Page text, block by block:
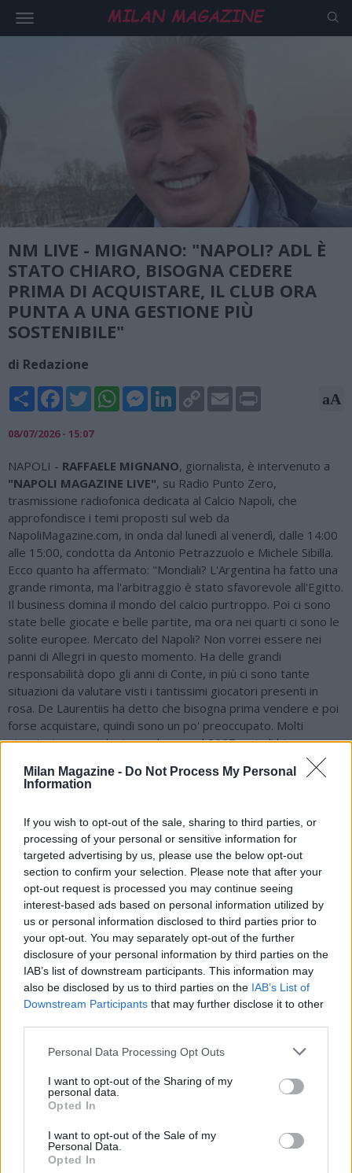
Milan Magazine - Do Not Process My Personal
Information
If you wish to opt-out of the sale, sharing to third parties, or
processing of your personal or sensitive information for
targeted advertising by us, please use the below opt-out
section to confirm your selection. Please note that after your
opt-out request is processed you may continue seeing
interest-based ads based on personal information utilized by
us or personal information disclosed to third parties prior to
your opt-out. You may separately opt-out of the further
disclosure of your personal information by third parties on the
IAB’s list of downstream participants. This information may
also be disclosed by us to third parties on the IAB’s List of
Downstream Participants that may further disclose it to other
Personal Data Processing Opt Outs
I want to opt-out of the Sharing of my
personal data.
Opted In
I want to opt-out of the Sale of my
Personal Data.
Opted In
NM LIVE - MIGNANO: "NAPOLI? ADL È
STATO CHIARO, BISOGNA CEDERE
PRIMA DI ACQUISTARE, IL CLUB ORA
PUNTA A UNA GESTIONE PIÙ
SOSTENIBILE"
di Redazione
Share FacebookTwitterWhatsAppMessengerLinkedInCopy
Link
Email aA
08/07/2026 - 15:07
NAPOLI - RAFFAELE MIGNANO, giornalista, è intervenuto a
"NAPOLI MAGAZINE LIVE", su Radio Punto Zero,
trasmissione radiofonica dedicata al Calcio Napoli, che
approfondisce i temi proposti sul web da
NapoliMagazine.com, in onda dal lunedì al venerdì, dalle 14:00
alle 15:00, condotta da Antonio Petrazzuolo e Michele Sibilla.
Ecco quanto ha affermato: "Mondiali? L'Argentina ha fatto una
grande rimonta, ma l'arbitraggio è stato sfavorevole all'Egitto.
Il business domina il mondo del calcio purtroppo. Poi ci sono
state belle giocate e belle partite, ma ora nei quarti ci sono le
solite europee. Mercato del Napoli? Non vorrei essere nei
panni di Allegri in questo momento. Ha delle grandi
responsabilità dopo gli anni di Conte, in più ci sono tante
situazioni da valutare visti i tantissimi giocatori presenti in
rosa. De Laurentiis ha detto che bisogna prima vendere e poi
forse acquistare, quindi sono un po' preoccupato. Molti
giocatori sono anche in scadenza nel 2027, quindi bisogna
cedere ora prima di perderli a zero. Lukaku e De Bruyne? Il
Napoli deve valutare bene il loro futuro, il club vuole tornare a
Speriamo che ad onorare queste maglie ci siano dei calciatori
adatti alle esigenze del club".